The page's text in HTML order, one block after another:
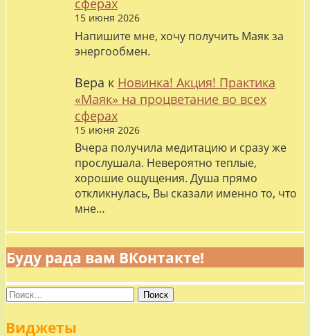
сферах
15 июня 2026
Напишите мне, хочу получить Маяк за
энергообмен.
Вера к Новинка! Акция! Практика
«Маяк» на процветание во всех
сферах
15 июня 2026
Вчера получила медитацию и сразу же
прослушала. Невероятно теплые,
хорошие ощущения. Душа прямо
откликнулась, Вы сказали именно то, что
мне…
Буду рада вам ВКонтакте!
Найти:
Виджеты